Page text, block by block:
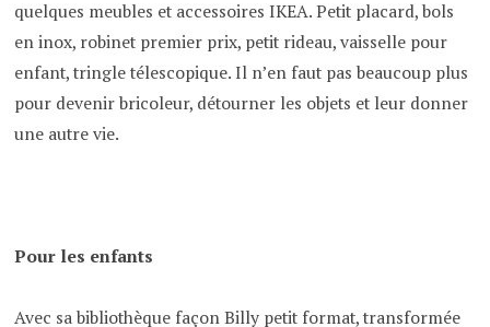
quelques meubles et accessoires IKEA. Petit placard, bols
en inox, robinet premier prix, petit rideau, vaisselle pour
enfant, tringle télescopique. Il n’en faut pas beaucoup plus
pour devenir bricoleur, détourner les objets et leur donner
une autre vie.
Pour les enfants
Avec sa bibliothèque façon Billy petit format, transformée